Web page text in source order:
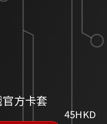
方卡套
45HKD